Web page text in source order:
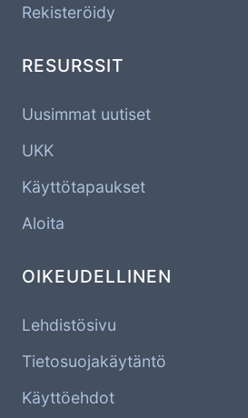
Rekisteröidy
RESURSSIT
Uusimmat uutiset
UKK
Käyttötapaukset
Aloita
OIKEUDELLINEN
Lehdistösivu
Tietosuojakäytäntö
Käyttöehdot